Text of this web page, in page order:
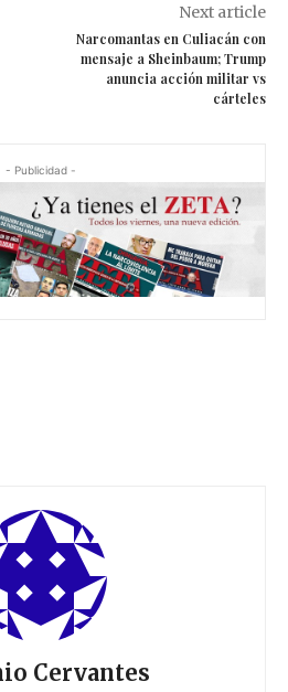
Next article
Narcomantas en Culiacán con
mensaje a Sheinbaum; Trump
anuncia acción militar vs
cárteles
- Publicidad -
Cervantes